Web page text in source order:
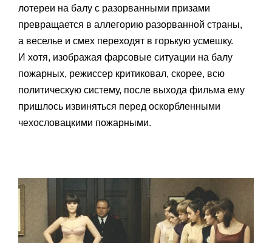
лотереи на балу с разорванными призами
превращается в аллегорию разорванной страны,
а веселье и смех переходят в горькую усмешку.
И хотя, изображая фарсовые ситуации на балу
пожарных, режиссер критиковал, скорее, всю
политическую систему, после выхода фильма ему
пришлось извиняться перед оскорбленными
чехословацкими пожарными.